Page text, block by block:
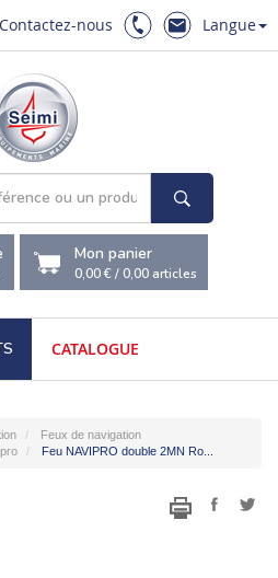
Contactez-nous Langue
Mon panier
0,00 €/0,00 articles
CATALOGUE
Feux de navigation
Feu NAVIPRO double 2MN Ro...